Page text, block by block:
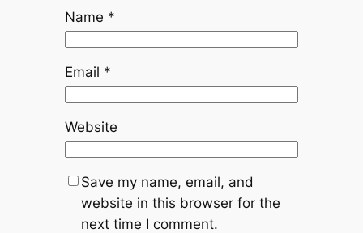
Name *
Email *
Website
Save my name, email, and
website in this browser for the
next time I comment.